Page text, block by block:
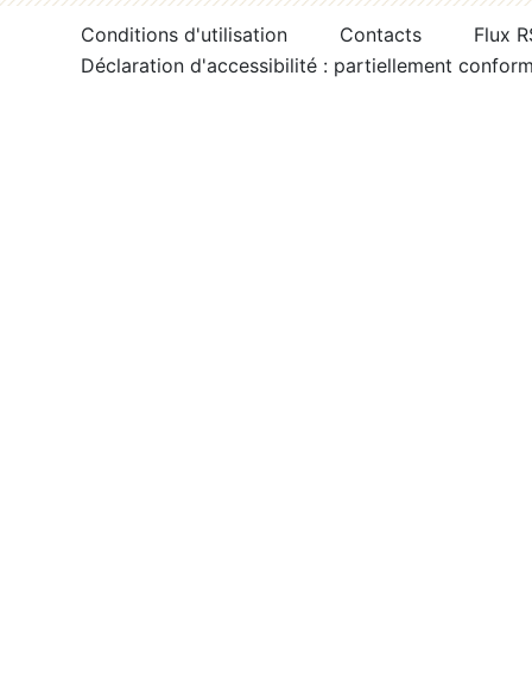
Conditions d'utilisation Contacts
Flux
Déclaration d'accessibilité : partiellement